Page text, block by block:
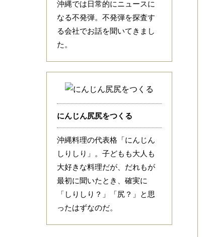
沖縄では日常的にニュースに
なる不発弾。不発弾を探査す
る会社でお話を聞いてきまし
た。
にんじん尻尻をつくる
沖縄料理の代表格「にんじん
しりしり」。子どもも大人も
大好きな料理だが、だれもが
最初に聞いたとき、確実に
「しりしり？」「尻？」と思
ったはずなのだ。